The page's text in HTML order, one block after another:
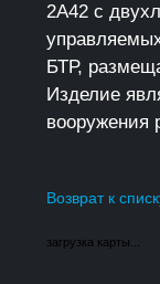
2А42 с
БТР,
Изделие
вооружения
Возврат к
загрузка карты...